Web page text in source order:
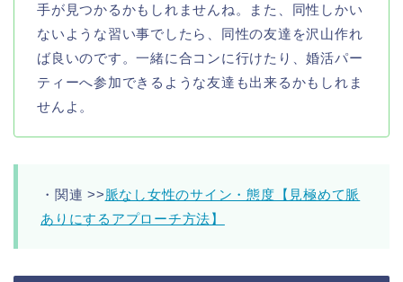
手が見つかるかもしれませんね。また、同性しかい
ないような習い事でしたら、同性の友達を沢山作れ
ば良いのです。一緒に合コンに行けたり、婚活パー
ティーへ参加できるような友達も出来るかもしれま
せんよ。
・関連 >>脈なし女性のサイン・態度【見極めて脈
ありにするアプローチ方法】